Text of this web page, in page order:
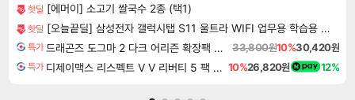
핫딜 [에머이] 소고기 쌀국수 2종 (택1)
핫딜 [오늘끝딜] 삼성전자 갤럭시탭 S11 울트라 WIFI 업무용 학습용 SM-X930
특가 드래곤즈 도그마 2 다크 어리즌 확장팩 예약구매 Dragon's Dogma 2 Dark Arisen Expansion DLC 33,800원10%30,420원
특가 디제이맥스 리스펙트 V V 리버티 5 팩 DJMAX RESPECT V V Liberty 5 Pack DLC 10%26,820원 12%